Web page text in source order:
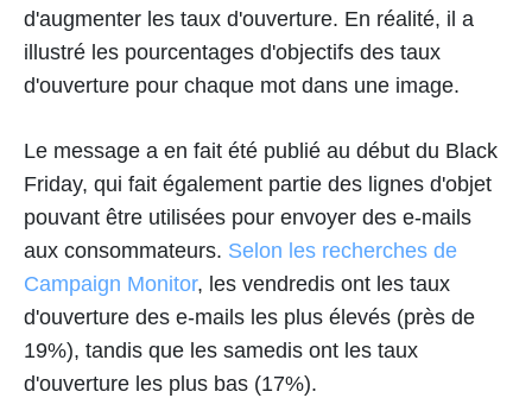
d'augmenter les taux d'ouverture. En réalité, il a
illustré les pourcentages d'objectifs des taux
d'ouverture pour chaque mot dans une image.
Le message a en fait été publié au début du Black
Friday, qui fait également partie des lignes d'objet
pouvant être utilisées pour envoyer des e-mails
aux consommateurs. Selon les recherches de
Campaign Monitor, les vendredis ont les taux
d'ouverture des e-mails les plus élevés (près de
19%), tandis que les samedis ont les taux
d'ouverture les plus bas (17%).